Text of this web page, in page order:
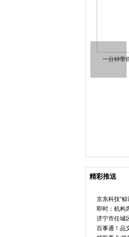
家禽养殖
精彩推送
京东科技“
即时：机构
济宁市任城
百事通！品